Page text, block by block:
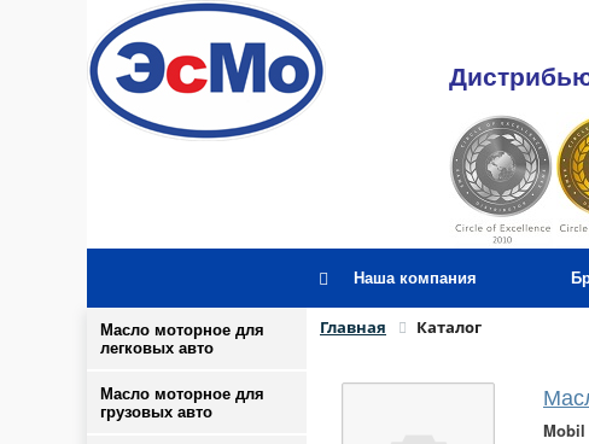
Наша компания
Масло моторное для
легковых авто
Масло моторное для
грузовых авто
Главная Каталог
Mobil